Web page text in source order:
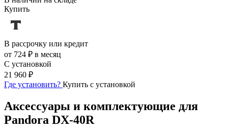
Купить
В рассрочку или кредит
от 724 ₽ в месяц
С установкой
21 960 ₽
Где установить? Купить с установкой
Аксессуары и комплектующие для
Pandora DX-40R